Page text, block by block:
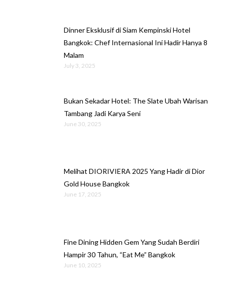
Dinner Eksklusif di Siam Kempinski Hotel
Bangkok: Chef Internasional Ini Hadir Hanya 8
Malam
July 3, 2025
Bukan Sekadar Hotel: The Slate Ubah Warisan
Tambang Jadi Karya Seni
June 30, 2025
Melihat DIORIVIERA 2025 Yang Hadir di Dior
Gold House Bangkok
June 17, 2025
Fine Dining Hidden Gem Yang Sudah Berdiri
Hampir 30 Tahun, “Eat Me” Bangkok
June 10, 2025